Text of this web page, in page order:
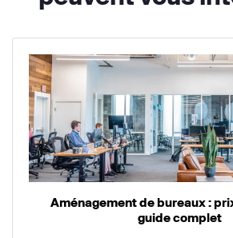
Aménagement de bureaux :
guide complet